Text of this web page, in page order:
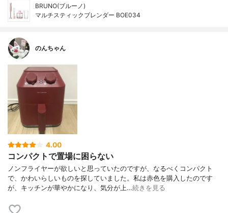
BRUNO(ブルーノ)
マルチスティックブレンダー BOE034
のんちゃん
4.00
コンパクトで置場に困らない
ノンフライヤーが欲しいと思っていたのですが、なるべくコンパクト
で、かわいらしいものを探していました。私は赤色を購入したのです
が、キッチンが華やかになり、気分が上…続きを見る